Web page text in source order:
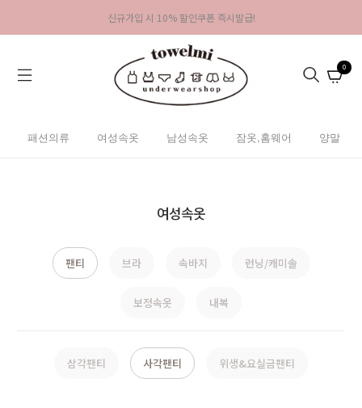
신규가입 시 10% 할인쿠폰 즉시발급!
0
패션의류 여성속옷 남성속옷 잠옷,홈웨어 양말
여성속옷
팬티 브라 속바지 런닝/캐미솔
보정속옷 내복
삼각팬티 사각팬티 위생&요실금팬티